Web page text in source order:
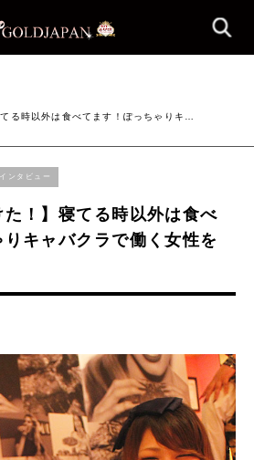
る時以外は食べてます！ぽっちゃりキ…
インタビュー
た！】寝てる時以外は食べ
キャバクラで働く女性を